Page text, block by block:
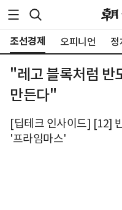
조선경제 오피니언 정
"레고 블록처럼
만든다"
[딥테크 인사이드] [12]
'프라임마스'